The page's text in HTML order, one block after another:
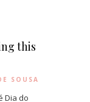
this
SOUSA
Dia do